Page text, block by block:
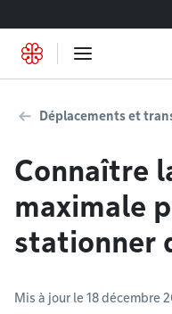
Déplacements et
Connaître
maximale
stationner
Mis à jour le 18 décembre